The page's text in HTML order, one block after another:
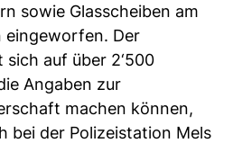
sowie Glasscheiben am
eingeworfen. Der
auf über 2‘500
Angaben zur
machen können,
bei der Polizeistation Mels